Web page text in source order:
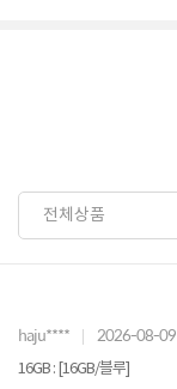
haju**** 2026-08-09
16GB : [16GB/블루]